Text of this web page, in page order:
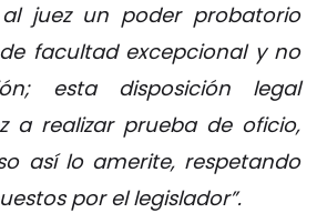
juez un poder probatorio
facultad excepcional y no
esta disposición legal
a realizar prueba de oficio,
así lo amerite, respetando
por el legislador”.